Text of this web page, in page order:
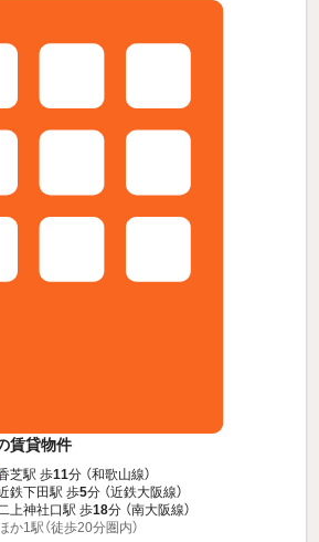
賃貸物件
芝駅 歩11分 （和歌山線）
鉄下田駅 歩5分 （近鉄大阪線）
上神社口駅 歩18分 （南大阪線）
か1駅（徒歩20分圏内）